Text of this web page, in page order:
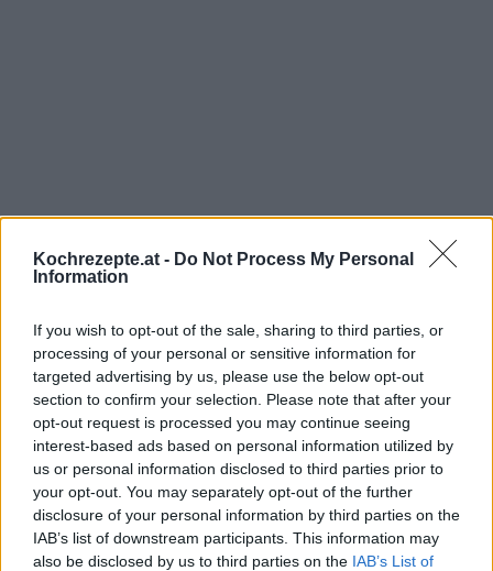
Kochrezepte.at - Do Not Process My Personal
Information
If you wish to opt-out of the sale, sharing to third parties, or
processing of your personal or sensitive information for
targeted advertising by us, please use the below opt-out
section to confirm your selection. Please note that after your
opt-out request is processed you may continue seeing
interest-based ads based on personal information utilized by
us or personal information disclosed to third parties prior to
your opt-out. You may separately opt-out of the further
disclosure of your personal information by third parties on the
IAB’s list of downstream participants. This information may
also be disclosed by us to third parties on the IAB’s List of
Interessante Rezeptsammlungen
Rezepte/ Kuchen Rezepte/ Mehlspeisen Rezepte/ Zitronen
Rezepte/ Nachspeisen Rezepte/ Zitrusfrüchte Rezepte/
Schlagobers Rezepte
Top
Ähnliche Rezepte
Butterkuchen
Leicht